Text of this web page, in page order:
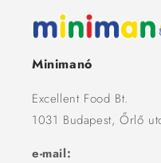
Minimanó
Excellent Food Bt.
1031 Budapest, Őrlő
e-mail: